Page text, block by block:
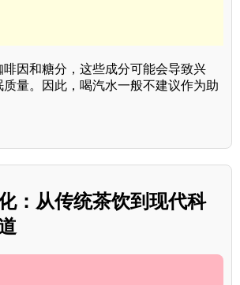
因和糖分，这些成分可能会导致兴
量。因此，喝汽水一般不建议作为助
：从传统茶饮到现代科